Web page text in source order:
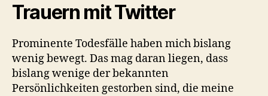
Trauern mit Twitter
Prominente Todesfälle haben mich bislang
wenig bewegt. Das mag daran liegen, dass
bislang wenige der bekannten
Persönlichkeiten gestorben sind, die meine